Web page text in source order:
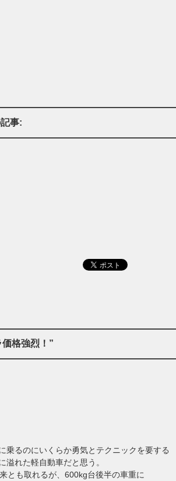
事:
格強烈！”
乗るのにいくらか勇気とテクニックを要する
溢れた軽自動車だと思う。
とも取れるが、600kg台後半の車重に